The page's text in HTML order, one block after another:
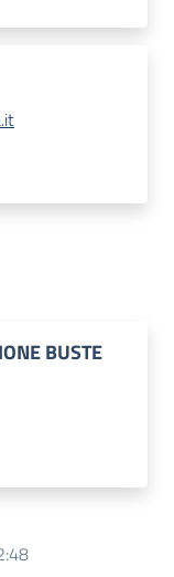
BUSTE